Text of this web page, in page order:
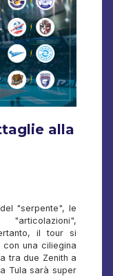
alla
"serpente", le
il tour si
una ciliegina
tra due Zenith a
Tula sarà super